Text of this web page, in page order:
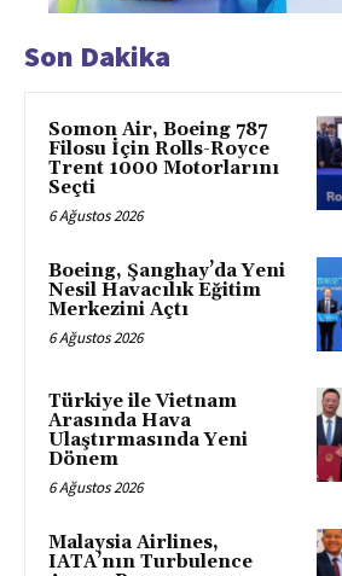
Son Dakika
Somon Air, Boeing 787
Filosu İçin Rolls-Royce
Trent 1000 Motorlarını
Seçti
6 Ağustos 2026
Boeing, Şanghay’da Yeni
Nesil Havacılık Eğitim
Merkezini Açtı
6 Ağustos 2026
Türkiye ile Vietnam
Arasında Hava
Ulaştırmasında Yeni
Dönem
6 Ağustos 2026
Malaysia Airlines,
IATA’nın Turbulence